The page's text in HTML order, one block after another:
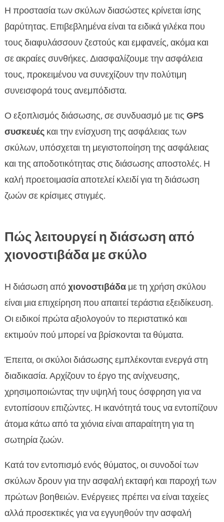
Η προστασία των σκύλων διασώστες κρίνεται ίσης
βαρύτητας. Επιβεβλημένα είναι τα ειδικά γιλέκα που
τους διαφυλάσσουν ζεστούς και εμφανείς, ακόμα και
σε ακραίες συνθήκες. Διασφαλίζουμε την ασφάλεια
τους, προκειμένου να συνεχίζουν την πολύτιμη
συνεισφορά τους ανεμπόδιστα.
Ο εξοπλισμός διάσωσης, σε συνδυασμό με τις GPS
συσκευέςκαι την ενίσχυση της ασφάλειας των
σκύλων, υπόσχεται τη μεγιστοποίηση της ασφάλειας
και της αποδοτικότητας στις διάσωσης αποστολές. Η
καλή προετοιμασία αποτελεί κλειδί για τη διάσωση
ζωών σε κρίσιμες στιγμές.
Πώς λειτουργεί η διάσωση από
χιονοστιβάδα με σκύλο
Η διάσωση απόχιονοστιβάδαμε τη χρήση σκύλου
είναι μια επιχείρηση που απαιτεί τεράστια εξειδίκευση.
Οι ειδικοί πρώτα αξιολογούν το περιστατικό και
εκτιμούν πού μπορεί να βρίσκονται τα θύματα.
Έπειτα, οι σκύλοι διάσωσης εμπλέκονται ενεργά στη
διαδικασία. Αρχίζουν το έργο της ανίχνευσης,
χρησιμοποιώντας την υψηλή τους όσφρηση για να
εντοπίσουν επιζώντες. Η ικανότητά τους να εντοπίζουν
άτομα κάτω από τα χιόνια είναι απαραίτητη για τη
σωτηρία ζωών.
Κατά τον εντοπισμό ενός θύματος, οι συνοδοί των
σκύλων δρουν για την ασφαλή εκταφή και παροχή των
πρώτων βοηθειών. Ενέργειες πρέπει να είναι ταχείες
αλλά προσεκτικές για να εγγυηθούν την ασφαλή